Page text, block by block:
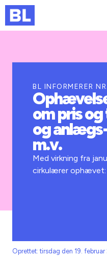
Kurser og arrangementer
Jobportalen
BL INFORMERER
om pris
og
m.v.
Med virkning fra
cirkulærer ophævet:
Oprettet: tirsdag den 19. februar